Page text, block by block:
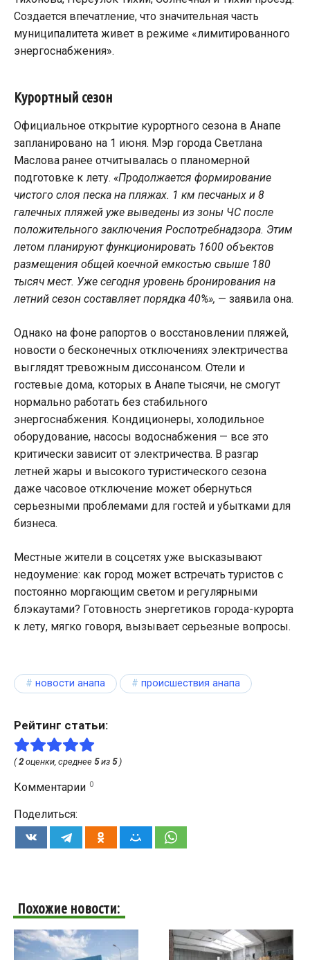
Создается впечатление, что значительная часть
муниципалитета живет в режиме «лимитированного
энергоснабжения».
Курортный сезон
Официальное открытие курортного сезона в Анапе
запланировано на 1 июня. Мэр города Светлана
Маслова ранее отчитывалась о планомерной
подготовке к лету. «Продолжается формирование
чистого слоя песка на пляжах. 1 км песчаных и 8
галечных пляжей уже выведены из зоны ЧС после
положительного заключения Роспотребнадзора. Этим
летом планируют функционировать 1600 объектов
размещения общей коечной емкостью свыше 180
тысяч мест. Уже сегодня уровень бронирования на
летний сезон составляет порядка 40%», — заявила она.
Однако на фоне рапортов о восстановлении пляжей,
новости о бесконечных отключениях электричества
выглядят тревожным диссонансом. Отели и
гостевые дома, которых в Анапе тысячи, не смогут
нормально работать без стабильного
энергоснабжения. Кондиционеры, холодильное
оборудование, насосы водоснабжения — все это
критически зависит от электричества. В разгар
летней жары и высокого туристического сезона
даже часовое отключение может обернуться
серьезными проблемами для гостей и убытками для
бизнеса.
Местные жители в соцсетях уже высказывают
недоумение: как город может встречать туристов с
постоянно моргающим светом и регулярными
блэкаутами? Готовность энергетиков города-курорта
к лету, мягко говоря, вызывает серьезные вопросы.
новости анапа происшествия анапа
Рейтинг статьи:
(2 оценки, среднее 5из 5)
Комментарии 0
Поделиться:
Похожие новости: